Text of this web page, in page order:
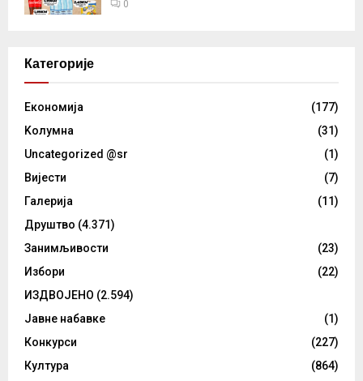
0
Категорије
Eкономија
(177)
Kолумнa
(31)
Uncategorized @sr
(1)
Вијести
(7)
Галерија
(11)
Друштво (4.371)
Занимљивости
(23)
Избори
(22)
ИЗДВОЈЕНО (2.594)
Јавне набавке
(1)
Конкурси
(227)
Култура
(864)